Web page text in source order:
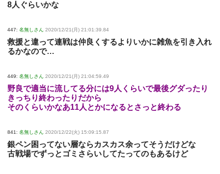
8人ぐらいかな
447: 名無しさん 2020/12/21(月) 21:01:39.84
救援と違って連戦は仲良くするよりいかに雑魚を引き入れ
るかなので…
449: 名無しさん 2020/12/21(月) 21:04:59.49
野良で適当に流してる分には9人くらいで最後グダったり
きっちり終わったりだから
そのくらいかなあ11人とかになるとさっと終わる
841: 名無しさん 2020/12/22(火) 15:09:15.87
銀ペン困ってない層ならカスカス余ってそうだけどな
古戦場でずっとゴミさらいしてたってのもあるけど